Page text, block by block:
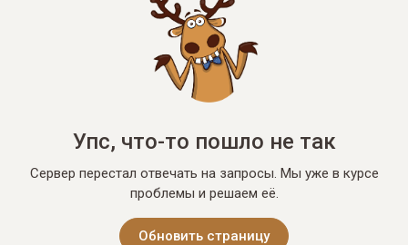
Упс, что-то пошло не так
Сервер перестал отвечать на запросы. Мы уже в курсе
проблемы и решаем её.
Обновить страницу